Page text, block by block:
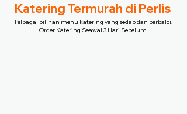
Katering Termurah di Perlis
Pelbagai pilihan menu katering yang sedap dan berbaloi.
Order Katering Seawal 3 Hari Sebelum.